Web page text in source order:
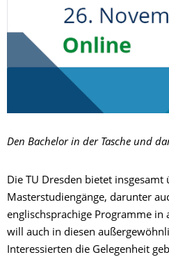
Den Bachelor in der Tasche und
Die TU Dresden bietet insgesamt
Masterstudiengänge, darunter
englischsprachige Programme in
will auch in diesen
Interessierten die Gelegenheit